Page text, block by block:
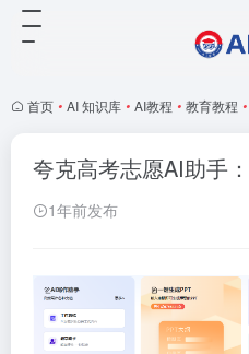
首页 • AI 知识库 • AI教程 • 教育教程 •
夸克高考志愿AI助手
1年前发布